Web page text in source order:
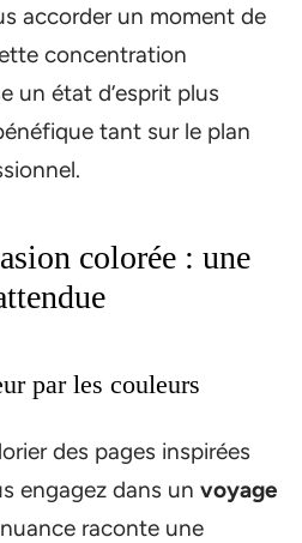
accorder un moment de
concentration
un état d’esprit plus
tant sur le plan
colorée : une
par les couleurs
des pages inspirées
engagez dans un voyage
raconte une